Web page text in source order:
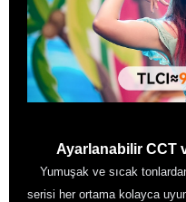
Ayarlanabilir CCT
Yumuşak ve sıcak
serisi her ortama kolayca